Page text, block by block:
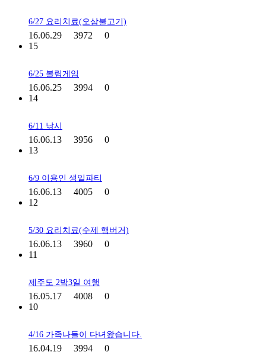
6/27 요리치료(오삼불고기)
16.06.29 3972
0
15
6/25 볼링게임
16.06.25 3994
0
14
6/11 낚시
16.06.13 3956
0
13
6/9 이용인 생일파티
16.06.13 4005
0
12
5/30 요리치료(수제 햄버거)
16.06.13 3960
0
11
제주도 2박3일 여행
16.05.17 4008
0
10
4/16 가족나들이 다녀왔습니다.
16.04.19 3994 0